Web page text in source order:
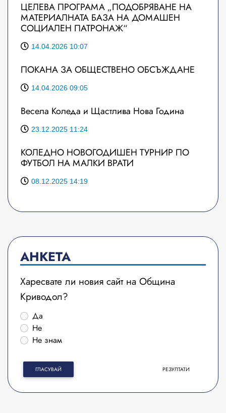
ЦЕЛЕВА ПРОГРАМА „ПОДОБРЯВАНЕ НА
МАТЕРИАЛНАТА БАЗА НА ДОМАШЕН
СОЦИАЛЕН ПАТРОНАЖ“
14.04.2026 10:07
ПОКАНА ЗА ОБЩЕСТВЕНО ОБСЪЖДАНЕ
14.04.2026 09:05
Весела Коледа и Щастлива Нова Година
23.12.2025 11:24
КОЛЕДНО НОВОГОДИШЕН ТУРНИР ПО
ФУТБОЛ НА МАЛКИ ВРАТИ
08.12.2025 14:19
АНКЕТА
Харесвате ли новия сайт на Община
Криводол?
Да
Не
Не знам
ГЛАСУВАЙ РЕЗУЛТАТИ